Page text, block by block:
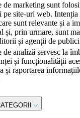
de marketing sunt
site-uri web. Intenția
sunt relevante și a
și, prin urmare, sunt
și agenții de
de analiză servesc la
și funcționalității
și raportarea